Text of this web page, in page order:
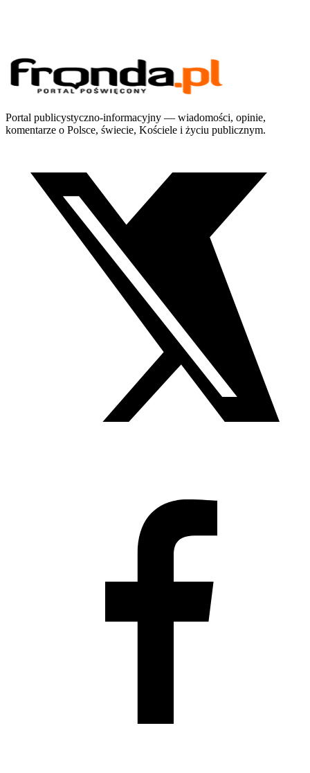
Portal publicystyczno-informacyjny — wiadomości, opinie,
komentarze o Polsce, świecie, Kościele i życiu publicznym.